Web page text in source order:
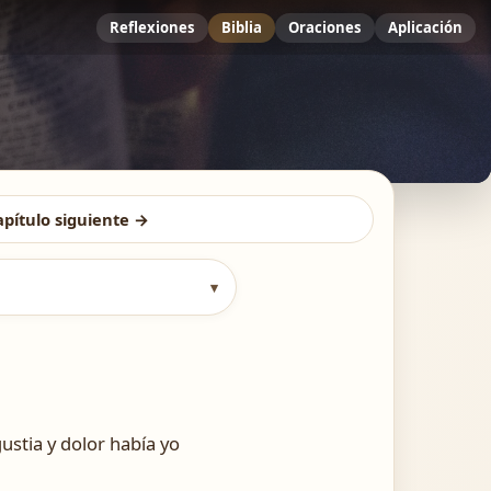
Reflexiones Biblia Oraciones Aplicación
siguiente →
▾
y dolor había yo